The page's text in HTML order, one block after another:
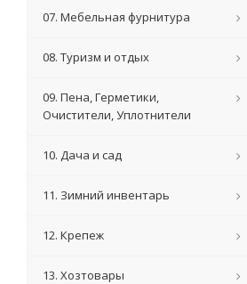
07. Мебельная фурнитура
08. Туризм и отдых
09. Пена, Герметики,
Очистители, Уплотнители
10. Дача и сад
11. Зимний инвентарь
12. Крепеж
13. Хозтовары